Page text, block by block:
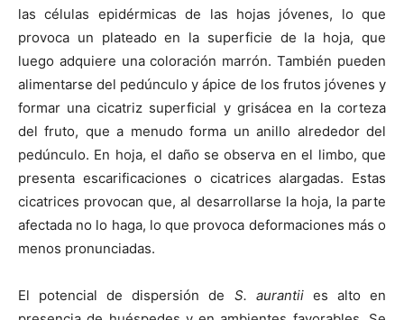
las células epidérmicas de las hojas jóvenes, lo que
provoca un plateado en la superficie de la hoja, que
luego adquiere una coloración marrón. También pueden
alimentarse del pedúnculo y ápice de los frutos jóvenes y
formar una cicatriz superficial y grisácea en la corteza
del fruto, que a menudo forma un anillo alrededor del
pedúnculo. En hoja, el daño se observa en el limbo, que
presenta escarificaciones o cicatrices alargadas. Estas
cicatrices provocan que, al desarrollarse la hoja, la parte
afectada no lo haga, lo que provoca deformaciones más o
menos pronunciadas.
El potencial de dispersión de S. aurantiies alto en